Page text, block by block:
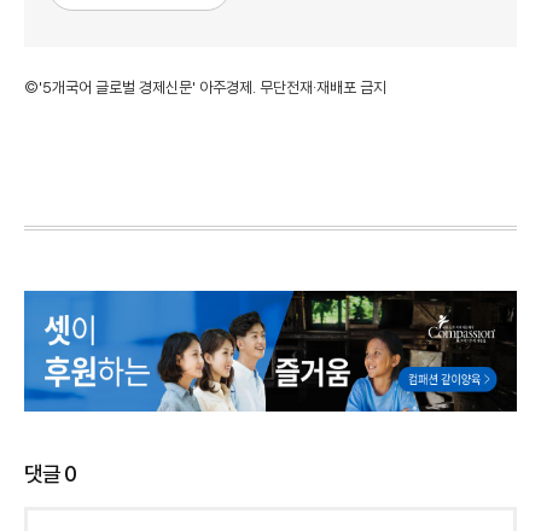
©'5개국어 글로벌 경제신문' 아주경제. 무단전재·재배포 금지
댓글0